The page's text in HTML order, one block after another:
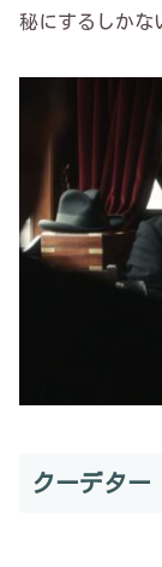
秘にするしかな
クーデター